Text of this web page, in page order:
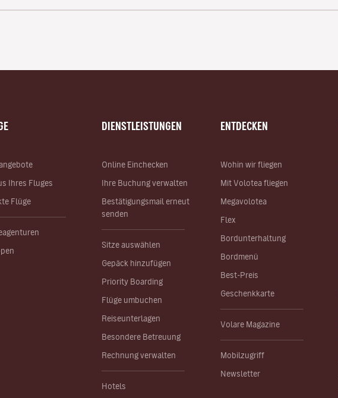
Ihres Fluges
Flüge
DIENSTLEISTUNGEN
Online Einchecken
Ihre Buchung verwalten
Bestätigungsmail erneut
senden
Sitze auswählen
Gepäck hinzufügen
Priority Boarding
Flüge umbuchen
Reiseunterlagen
Besondere Betreuung
Rechnung verwalten
Hotels
ENTDECKEN
Wohin wir fliegen
Mit Volotea fliegen
Megavolotea
Flex
Bordunterhaltung
Bordmenü
Best-Preis
Geschenkkarte
Volare Magazine
Mobilzugriff
Newsletter